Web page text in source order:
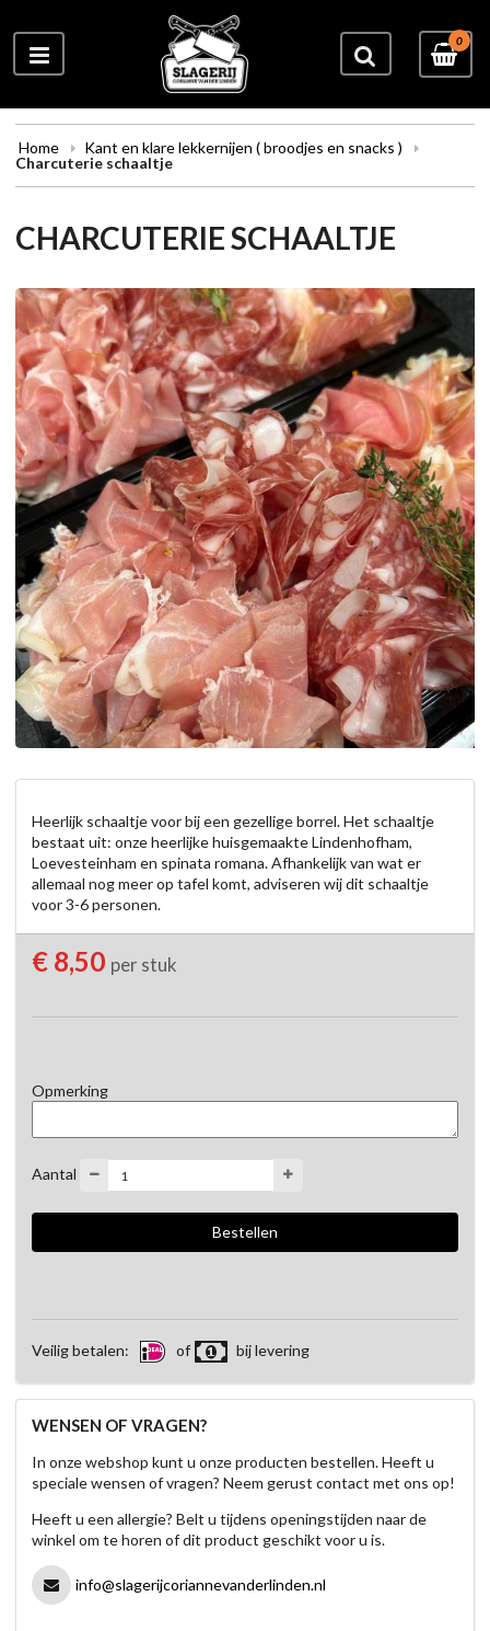
0
Home
Kant en klare lekkernijen ( broodjes en snacks )
Charcuterie schaaltje
CHARCUTERIE SCHAALTJE
Heerlijk schaaltje voor bij een gezellige borrel. Het schaaltje
bestaat uit: onze heerlijke huisgemaakte Lindenhofham,
Loevesteinham en spinata romana. Afhankelijk van wat er
allemaal nog meer op tafel komt, adviseren wij dit schaaltje
voor 3-6 personen.
€ 8,50 per stuk
Opmerking
Aantal
Veilig betalen: of bij levering
WENSEN OF VRAGEN?
In onze webshop kunt u onze producten bestellen. Heeft u
speciale wensen of vragen? Neem gerust contact met ons op!
Heeft u een allergie? Belt u tijdens openingstijden naar de
winkel om te horen of dit product geschikt voor u is.
info@slagerijcoriannevanderlinden.nl